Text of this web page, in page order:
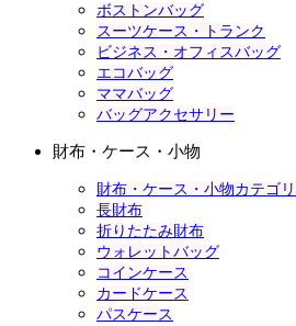
ボストンバッグ
スーツケース・トランク
ビジネス・オフィスバッグ
エコバッグ
ママバッグ
バッグアクセサリー
財布・ケース・小物
財布・ケース・小物カテゴ
長財布
折りたたみ財布
ウォレットバッグ
コインケース
カードケース
パスケース